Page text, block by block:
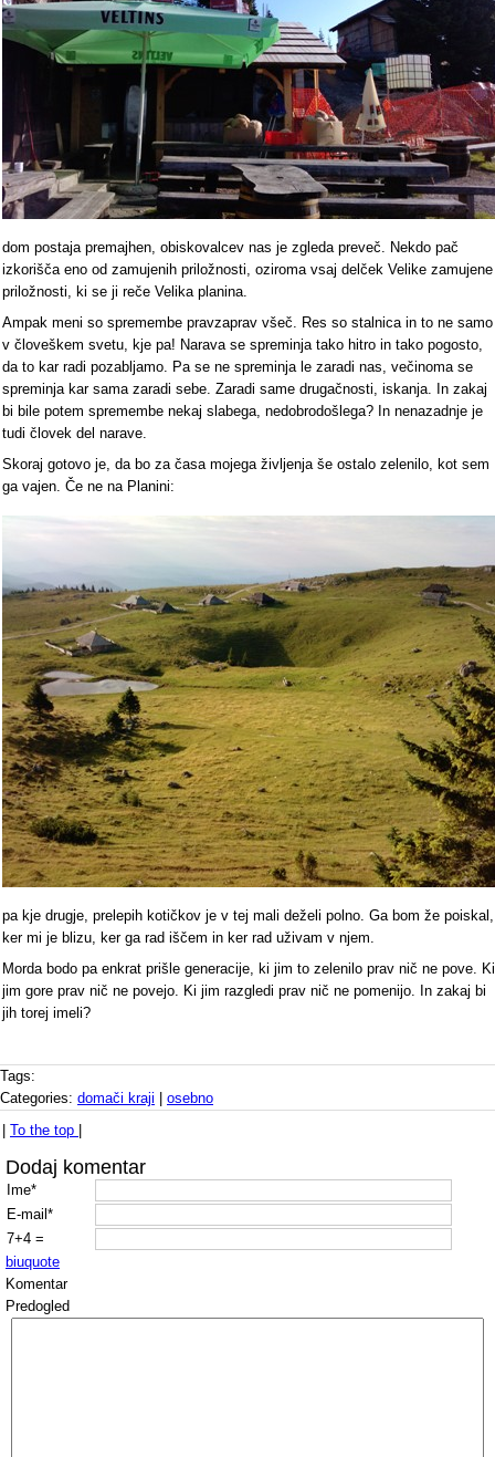
dom postaja premajhen, obiskovalcev nas je zgleda preveč. Nekdo pač
izkorišča eno od zamujenih priložnosti, oziroma vsaj delček Velike zamujene
priložnosti, ki se ji reče Velika planina.
Ampak meni so spremembe pravzaprav všeč. Res so stalnica in to ne samo
v človeškem svetu, kje pa! Narava se spreminja tako hitro in tako pogosto,
da to kar radi pozabljamo. Pa se ne spreminja le zaradi nas, večinoma se
spreminja kar sama zaradi sebe. Zaradi same drugačnosti, iskanja. In zakaj
bi bile potem spremembe nekaj slabega, nedobrodošlega? In nenazadnje je
tudi človek del narave.
Skoraj gotovo je, da bo za časa mojega življenja še ostalo zelenilo, kot sem
ga vajen. Če ne na Planini:
pa kje drugje, prelepih kotičkov je v tej mali deželi polno. Ga bom že poiskal,
ker mi je blizu, ker ga rad iščem in ker rad uživam v njem.
Morda bodo pa enkrat prišle generacije, ki jim to zelenilo prav nič ne pove. Ki
jim gore prav nič ne povejo. Ki jim razgledi prav nič ne pomenijo. In zakaj bi
jih torej imeli?
Tags:
Categories: domači kraji
osebno
To the top
Dodaj komentar
Ime*
E-mail*
7+4 =
biuquote
Komentar
Predogled